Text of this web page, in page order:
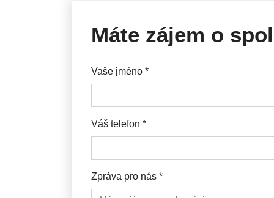
Máte zájem o
Vaše jméno *
Váš telefon *
Zpráva pro nás *